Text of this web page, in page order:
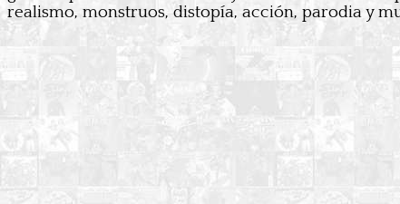
realismo, monstruos, distopía, acción, parodia y